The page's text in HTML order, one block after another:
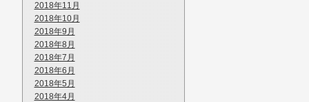
2018年11月
2018年10月
2018年9月
2018年8月
2018年7月
2018年6月
2018年5月
2018年4月